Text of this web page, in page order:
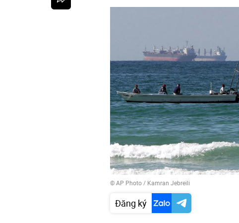
© AP Photo / Kamran Jebreili
Đăng ký